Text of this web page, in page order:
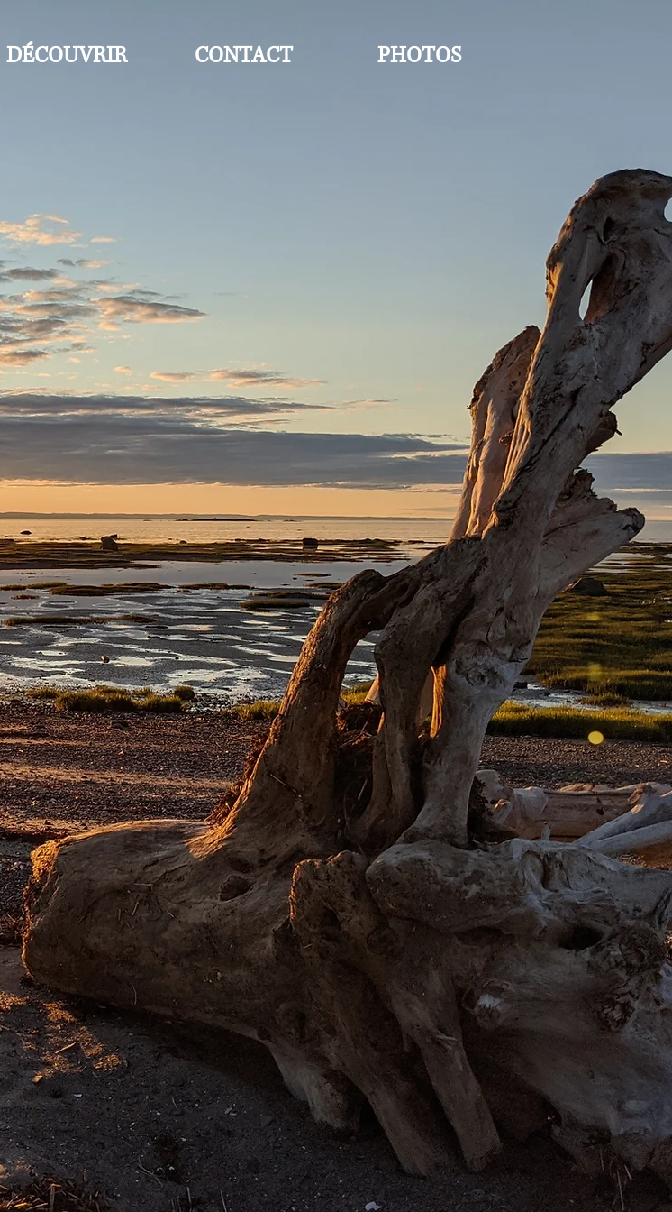
DÉCOUVRIR CONTACT PHOTOS